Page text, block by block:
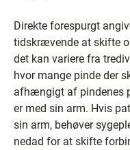
Direkte forespurgt
tidskrævende at skifte
det kan variere fra
hvor mange pinde der
afhængigt af pindenes
er med sin arm. Hvis
sin arm, behøver
nedad for at skifte